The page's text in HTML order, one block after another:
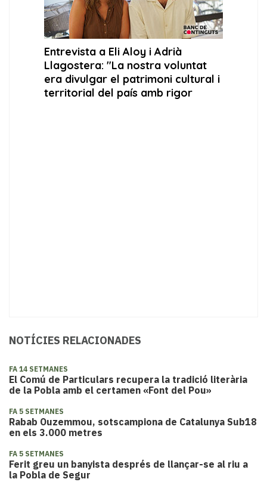
NOTÍCIES RELACIONADES
FA 14 SETMANES
​El Comú de Particulars recupera la tradició literària
de la Pobla amb el certamen «Font del Pou»
FA 5 SETMANES
Rabab Ouzemmou, sotscampiona de Catalunya Sub18
en els 3.000 metres
FA 5 SETMANES
Ferit greu un banyista després de llançar-se al riu a
la Pobla de Segur